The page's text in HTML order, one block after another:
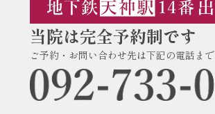
当院は完全予約制です
ご予約・お問い合わせ先は下記の電話まで